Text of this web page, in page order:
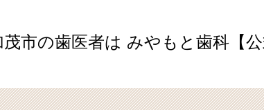
市の歯医者は みやもと歯科【